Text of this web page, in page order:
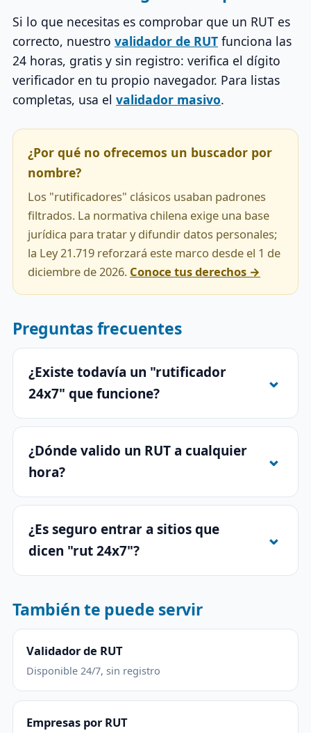
Si lo que necesitas es comprobar que un RUT es
correcto, nuestro validador de RUT funciona las
24 horas, gratis y sin registro: verifica el dígito
verificador en tu propio navegador. Para listas
completas, usa el validador masivo.
¿Por qué no ofrecemos un buscador por
nombre?
Los "rutificadores" clásicos usaban padrones
filtrados. La normativa chilena exige una base
jurídica para tratar y difundir datos personales;
la Ley 21.719 reforzará este marco desde el 1 de
diciembre de 2026. Conoce tus derechos →
Preguntas frecuentes
¿Existe todavía un "rutificador
24x7" que funcione?
¿Dónde valido un RUT a cualquier
hora?
¿Es seguro entrar a sitios que
dicen "rut 24x7"?
También te puede servir
Validador de RUT
Disponible 24/7, sin registro
Empresas por RUT